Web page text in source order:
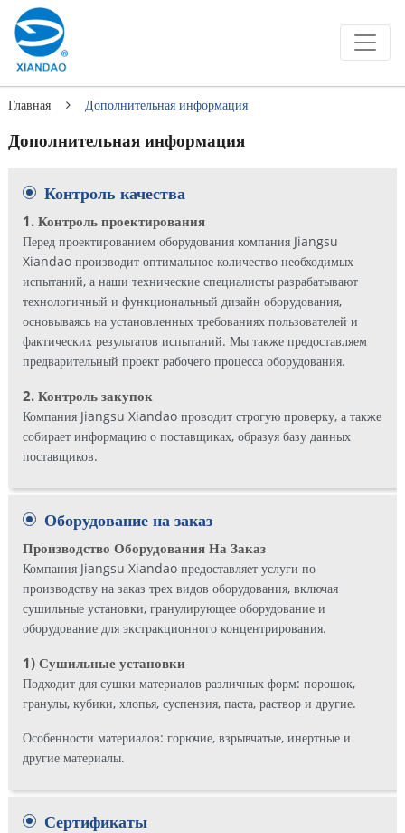
Главная Дополнительная информация
Дополнительная информация
Контроль качества
1. Контроль проектирования
Перед проектированием оборудования компания Jiangsu
Xiandao производит оптимальное количество необходимых
испытаний, а наши технические специалисты разрабатывают
технологичный и функциональный дизайн оборудования,
основываясь на установленных требованиях пользователей и
фактических результатов испытаний. Мы также предоставляем
предварительный проект рабочего процесса оборудования.
2. Контроль закупок
Компания Jiangsu Xiandao проводит строгую проверку, а также
собирает информацию о поставщиках, образуя базу данных
поставщиков.
Оборудование на заказ
Производство Оборудования На Заказ
Компания Jiangsu Xiandao предоставляет услуги по
производству на заказ трех видов оборудования, включая
сушильные установки, гранулирующее оборудование и
оборудование для экстракционного концентрирования.
1) Сушильные установки
Подходит для сушки материалов различных форм: порошок,
гранулы, кубики, хлопья, суспензия, паста, раствор и другие.
Особенности материалов: горючие, взрывчатые, инертные и
другие материалы.
Сертификаты